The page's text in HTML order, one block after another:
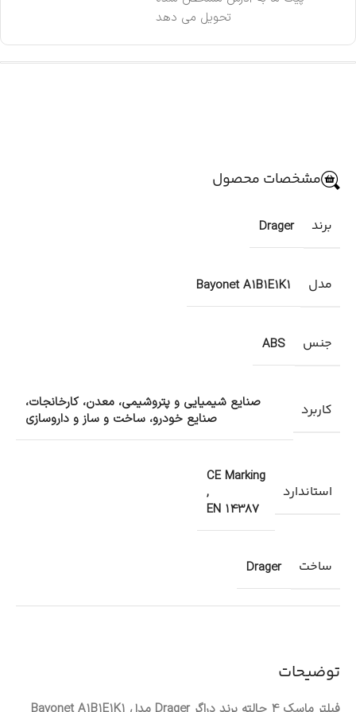
تحویل می دهد
توضیحات
مشخصات محصول
برند Drager
مدل Bayonet A1B1E1K1
جنس ABS
کاربرد
صنایع شیمیایی و پتروشیمی، معدن، کارخانجات،
صنایع خودرو، ساخت و ساز و داروسازی
استاندارد
CE Marking
,
EN 14387
ساخت Drager